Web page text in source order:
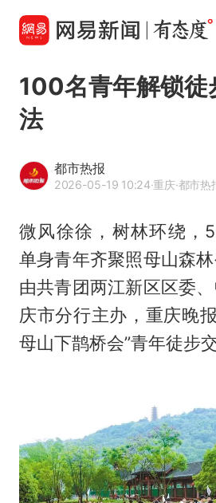
100名青年解锁徒
法
都市热报
2026-05-19 10:24·重庆·都市热报
微风徐徐，树林环绕，
单身青年齐聚照母山森
由共青团两江新区区委
庆市分行主办，重庆晚
母山下鹊桥会”青年徒步